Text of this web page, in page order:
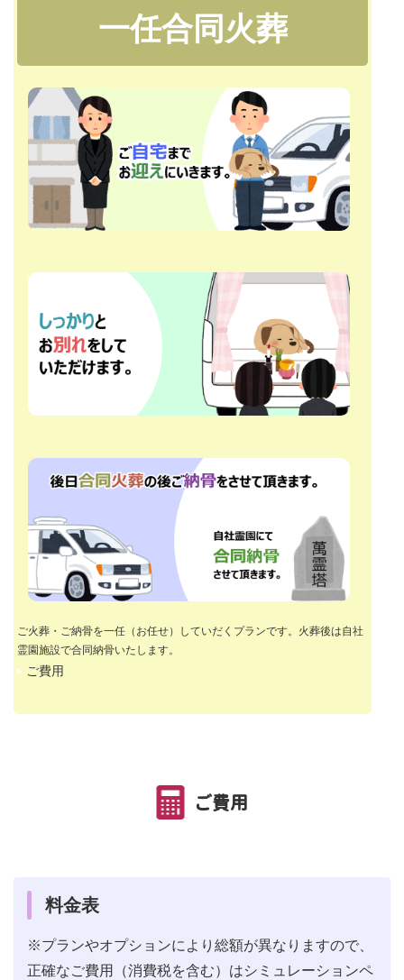
一任合同火葬
ご火葬・ご納骨を一任（お任せ）していだくプランです。火葬後は自社
霊園施設で合同納骨いたします。
ご費用
ご費用
料金表
※プランやオプションにより総額が異なりますので、
正確なご費用（消費税を含む）はシミュレーションペ